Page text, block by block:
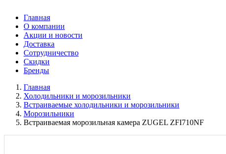
Главная
О компании
Акции и новости
Доставка
Сотрудничество
Скидки
Бренды
Главная
Холодильники и морозильники
Встраиваемые холодильники и морозильники
Морозильники
Встраиваемая морозильная камера ZUGEL ZFI710NF